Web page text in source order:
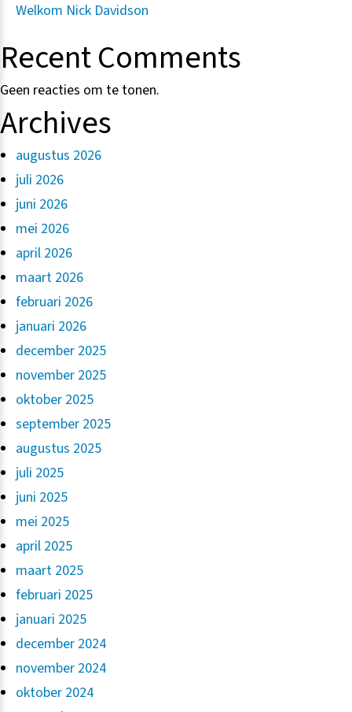
Welkom Nick Davidson
Recent Comments
Geen reacties om te tonen.
Archives
augustus 2026
juli 2026
juni 2026
mei 2026
april 2026
maart 2026
februari 2026
januari 2026
december 2025
november 2025
oktober 2025
september 2025
augustus 2025
juli 2025
juni 2025
mei 2025
april 2025
maart 2025
februari 2025
januari 2025
december 2024
november 2024
oktober 2024